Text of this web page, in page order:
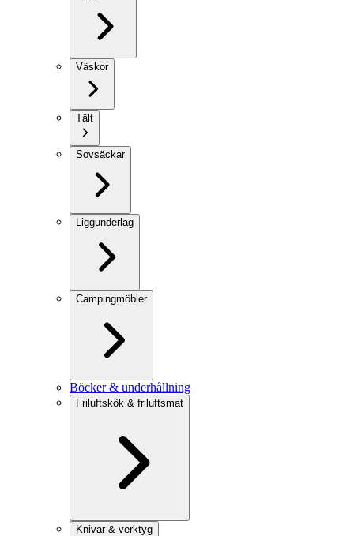
Väskor
Tält
Sovsäckar
Liggunderlag
Campingmöbler
Böcker & underhållning
Friluftskök & friluftsmat
Knivar & verktyg